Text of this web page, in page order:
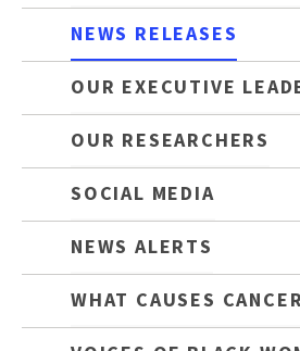
NEWS RELEASES
OUR EXECUTIVE
OUR RESEARCHERS
SOCIAL MEDIA
NEWS ALERTS
WHAT CAUSES